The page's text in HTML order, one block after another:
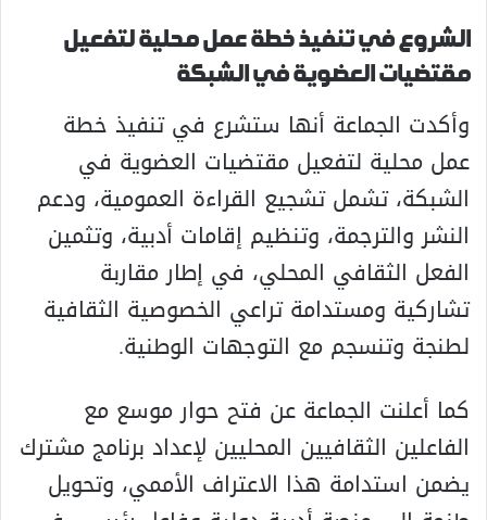
الشروع في تنفيذ خطة عمل محلية لتفعيل
مقتضيات العضوية في الشبكة
وأكدت الجماعة أنها ستشرع في تنفيذ خطة
عمل محلية لتفعيل مقتضيات العضوية في
الشبكة، تشمل تشجيع القراءة العمومية، ودعم
النشر والترجمة، وتنظيم إقامات أدبية، وتثمين
الفعل الثقافي المحلي، في إطار مقاربة
تشاركية ومستدامة تراعي الخصوصية الثقافية
لطنجة وتنسجم مع التوجهات الوطنية.
كما أعلنت الجماعة عن فتح حوار موسع مع
الفاعلين الثقافيين المحليين لإعداد برنامج مشترك
يضمن استدامة هذا الاعتراف الأممي، وتحويل